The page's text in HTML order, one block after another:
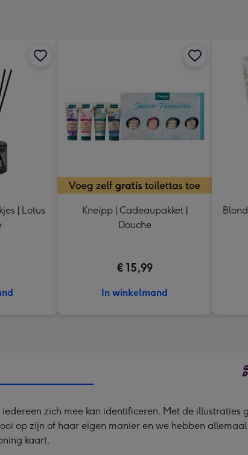
| Lotus
Kneipp | Cadeaupakket |
Douche
€ 15,99
In winkelmand
zich mee kan identificeren. Met de illustraties
op zijn of haar eigen manier en we hebben
kaart.